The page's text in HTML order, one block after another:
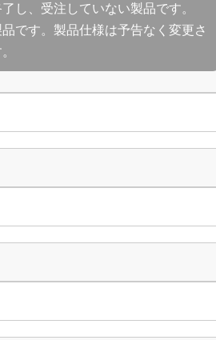
し、受注していない製品です。
です。製品仕様は予告なく変更さ